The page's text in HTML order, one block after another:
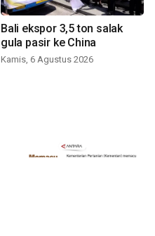
Bali ekspor 3,5 ton salak
gula pasir ke China
Kamis, 6 Agustus 2026